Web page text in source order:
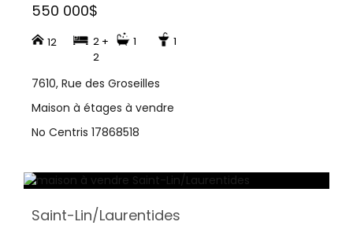
550 000$
12
2 +
2
1 1
7610, Rue des Groseilles
Maison à étages à vendre
No Centris 17868518
Saint-Lin/Laurentides